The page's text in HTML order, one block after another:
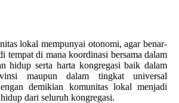
lokal mempunyai otonomi, agar benar-
tempat di mana koordinasi bersama dalam
hidup serta harta kongregasi baik dalam
maupun dalam tingkat universal
demikian komunitas lokal menjadi
dari seluruh kongregasi.